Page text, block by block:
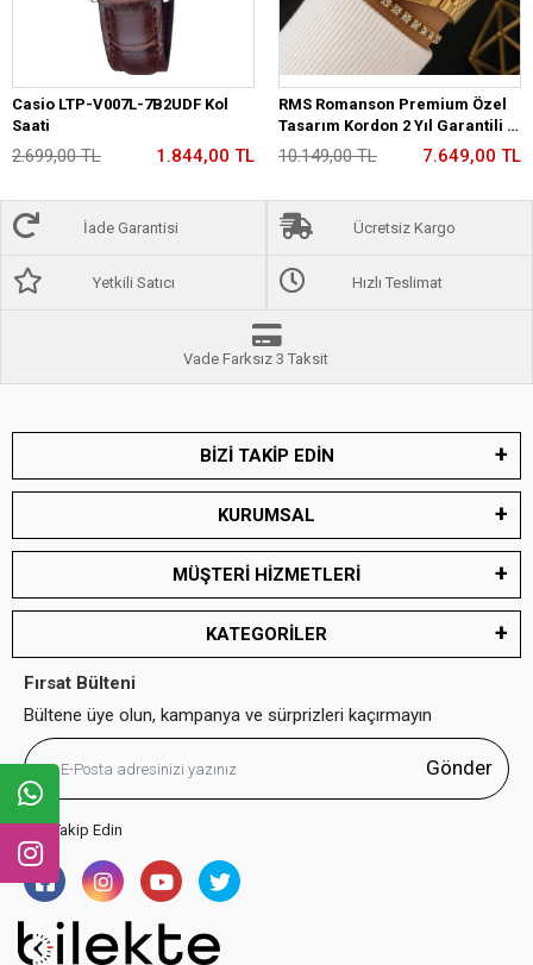
Casio LTP-V007L-7B2UDF Kol
Saati
2.699,00 TL 1.844,00 TL
RMS Romanson Premium Özel
Tasarım Kordon 2 Yıl Garantili 5
Atm Kadın Kol Saati+Bileklik
A2175.29
10.149,00 TL 7.649,00 TL
İade Garantisi Ücretsiz Kargo
Yetkili Satıcı Hızlı Teslimat
Vade Farksız 3 Taksit
BİZİ TAKİP EDİN
KURUMSAL
MÜŞTERİ HİZMETLERİ
KATEGORİLER
Fırsat Bülteni
Bültene üye olun, kampanya ve sürprizleri kaçırmayın
Gönder
Bizi Takip Edin